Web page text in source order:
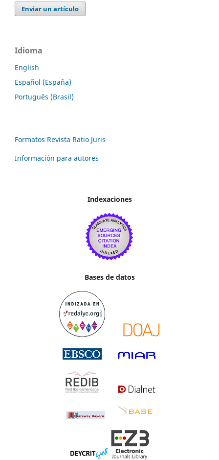
Enviar un artículo
Idioma
English
Español (España)
Português (Brasil)
Formatos Revista Ratio Juris
Información para autores
Indexaciones
Bases de datos